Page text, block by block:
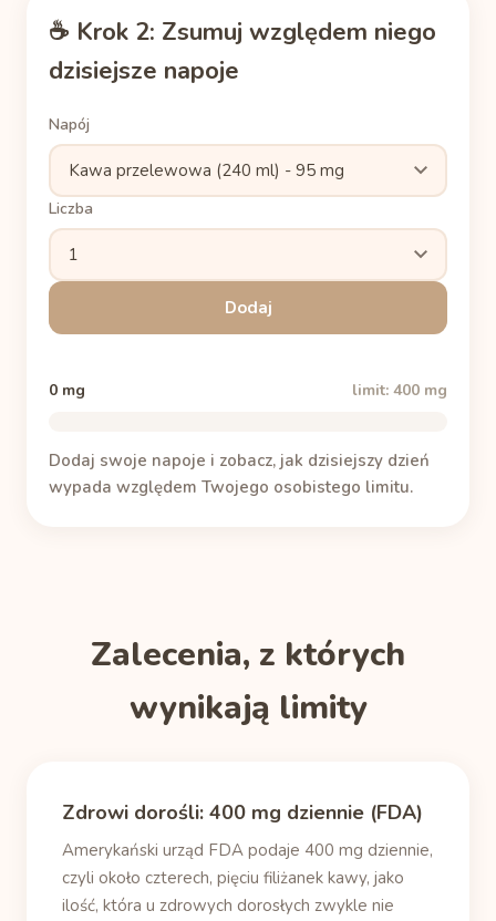
☕ Krok 2: Zsumuj względem niego
dzisiejsze napoje
Napój
Liczba
Dodaj
0 mg limit: 400 mg
Dodaj swoje napoje i zobacz, jak dzisiejszy dzień
wypada względem Twojego osobistego limitu.
Zalecenia, z których
wynikają limity
Zdrowi dorośli: 400 mg dziennie (FDA)
Amerykański urząd FDA podaje 400 mg dziennie,
czyli około czterech, pięciu filiżanek kawy, jako
ilość, która u zdrowych dorosłych zwykle nie